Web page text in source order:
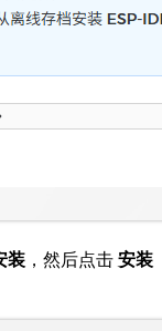
装 ，然后点击 安装